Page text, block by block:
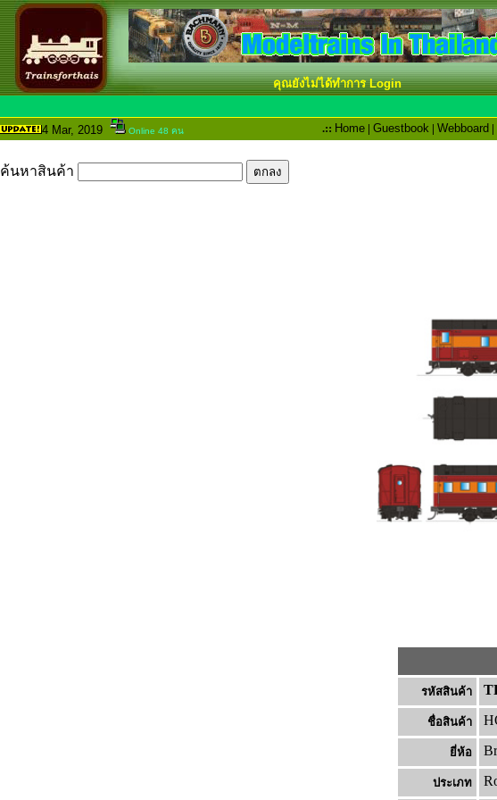
คุณยังไม่ได้ทำการ Login
4 Mar, 2019 Online 48 คน .:: Home | Guestbook | Webboard |
ค้นหาสินค้า
รหัสสินค้า
ชื่อสินค้า
ยี่ห้อ
ประเภท